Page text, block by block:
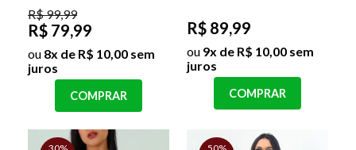
R$ 99,99
R$ 79,99
ou 8x de R$ 10,00 sem
juros
COMPRAR
R$ 89,99
ou 9x de R$ 10,00 sem
juros
COMPRAR